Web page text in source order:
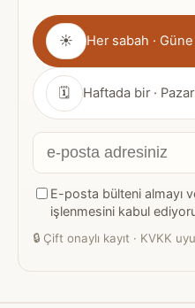
Gönderim
sıklığı
☀ Her sabah ·
🗓 Haftada bir ·
E-
posta
adresiniz
E-posta bülteni almayı
işlenmesini kabul
🔒 Çift onaylı kayıt · KVKK